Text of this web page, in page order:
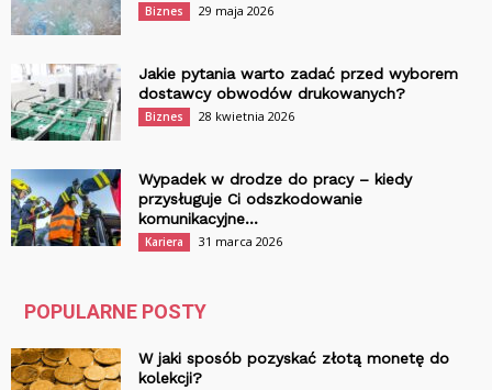
Biznes 29 maja 2026
Jakie pytania warto zadać przed wyborem
dostawcy obwodów drukowanych?
Biznes 28 kwietnia 2026
Wypadek w drodze do pracy – kiedy
przysługuje Ci odszkodowanie
komunikacyjne...
Kariera 31 marca 2026
POPULARNE POSTY
W jaki sposób pozyskać złotą monetę do
kolekcji?